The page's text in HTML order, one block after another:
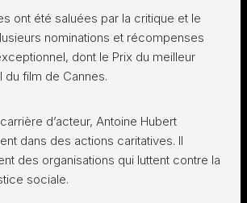
ont été saluées par la critique et le
nominations et récompenses
dont le Prix du meilleur
du film de Cannes.
d’acteur, Antoine Hubert
dans des actions caritatives. Il
des organisations qui luttent contre la
sociale.